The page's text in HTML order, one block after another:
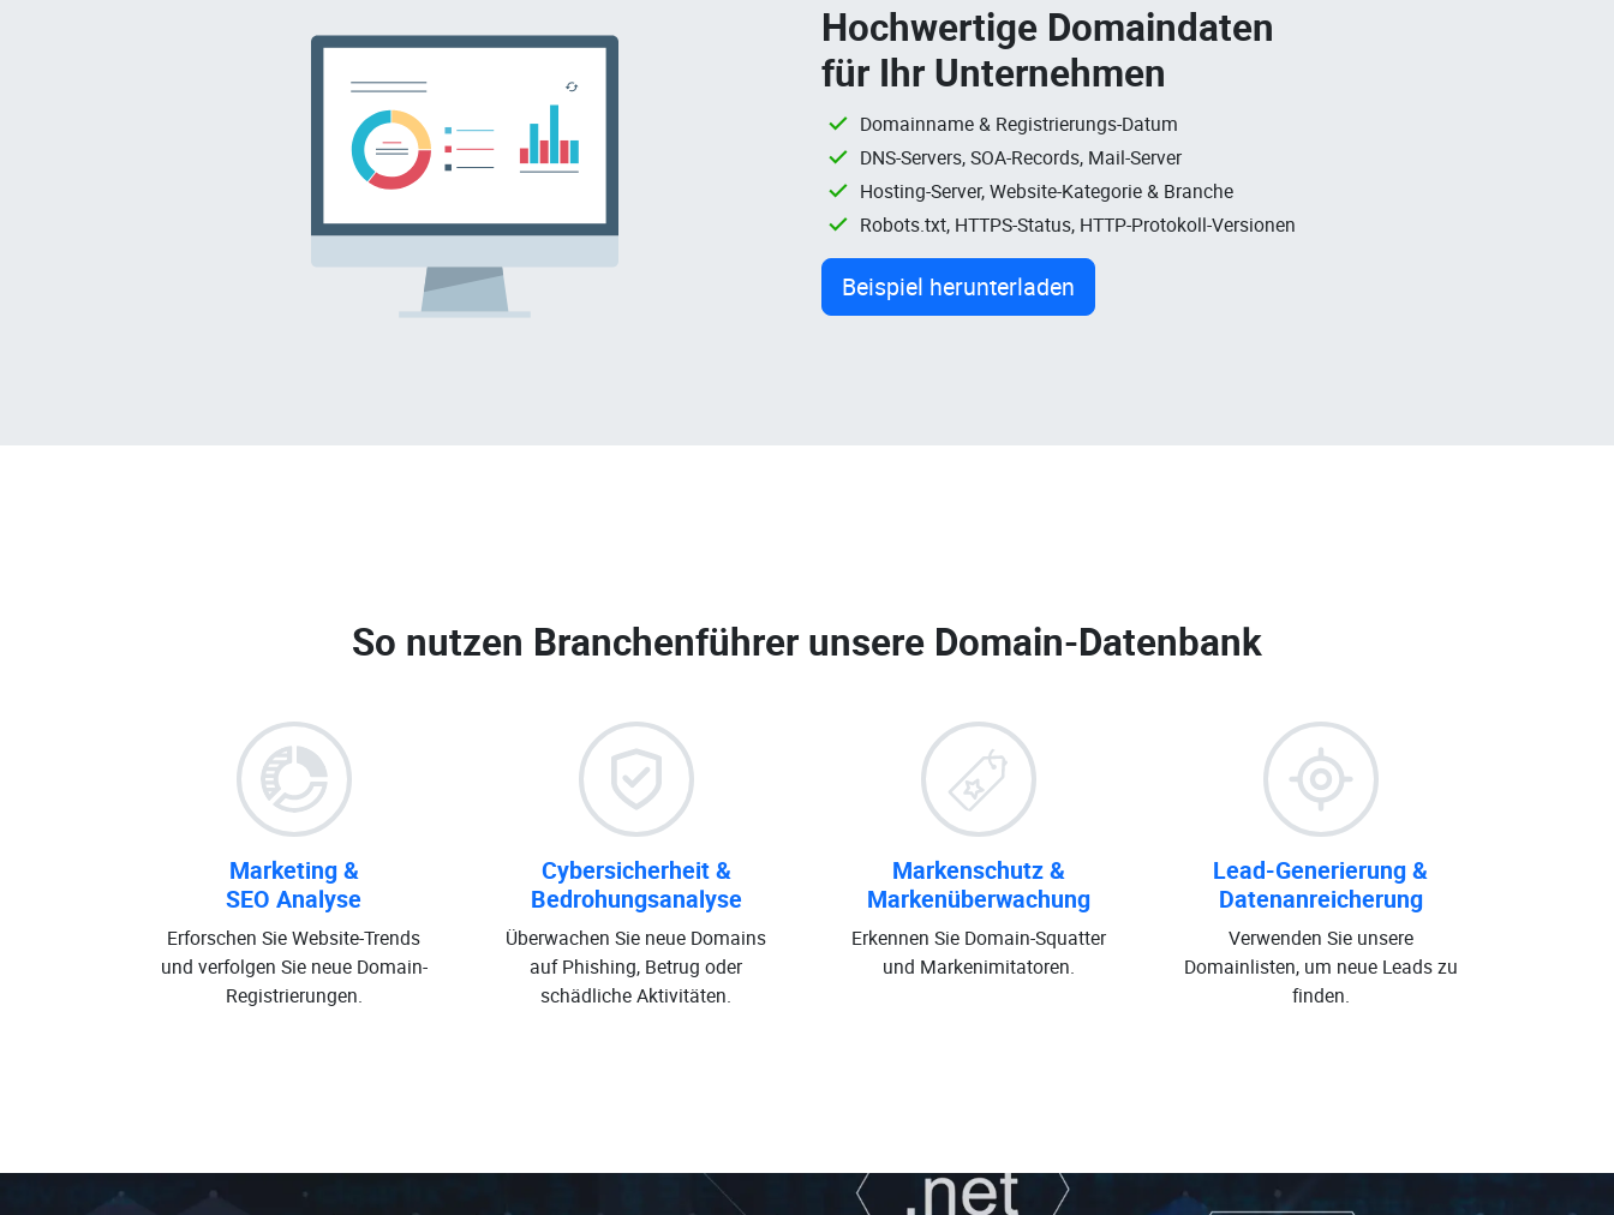
Hochwertige Domaindaten
für Ihr Unternehmen
Domainname & Registrierungs-Datum
DNS-Servers, SOA-Records, Mail-Server
Hosting-Server, Website-Kategorie & Branche
Robots.txt, HTTPS-Status, HTTP-Protokoll-Versionen
Beispiel herunterladen
So nutzen Branchenführer unsere Domain-Datenbank
Marketing &
SEO Analyse
Erforschen Sie Website-Trends
und verfolgen Sie neue Domain-
Registrierungen.
Cybersicherheit &
Bedrohungsanalyse
Überwachen Sie neue Domains
auf Phishing, Betrug oder
schädliche Aktivitäten.
Markenschutz &
Markenüberwachung
Erkennen Sie Domain-Squatter
und Markenimitatoren.
Lead-Generierung &
Datenanreicherung
Verwenden Sie unsere
Domainlisten, um neue Leads zu
finden.